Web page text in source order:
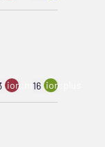
ion:minus
16 ion:plus